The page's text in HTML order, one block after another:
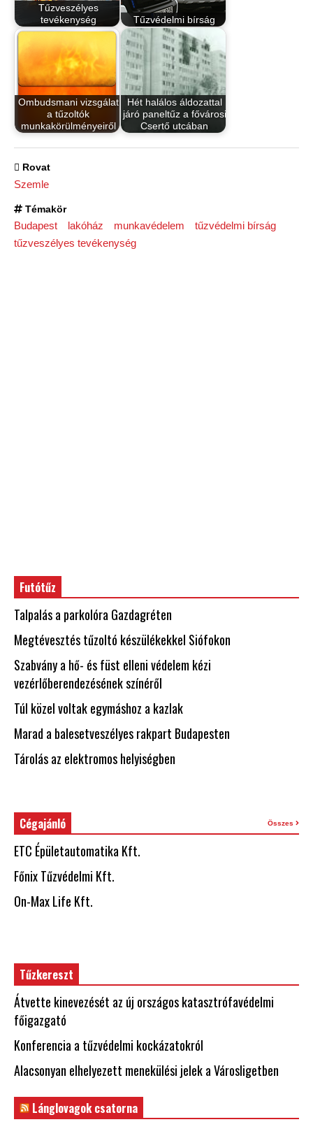
Tűzveszélyes
tevékenység
Tűzvédelmi bírság
Ombudsmani vizsgálat
a tűzoltók
munkakörülményeiről
Hét halálos áldozattal
járó paneltűz a fővárosi
Csertő utcában
Rovat
Szemle
Témakör
Budapest lakóház munkavédelem
tűzvédelmi bírság
tűzveszélyes tevékenység
Futótűz
Talpalás a parkolóra Gazdagréten
Megtévesztés tűzoltó készülékekkel Siófokon
Szabvány a hő- és füst elleni védelem kézi
vezérlőberendezésének színéről
Túl közel voltak egymáshoz a kazlak
Marad a balesetveszélyes rakpart Budapesten
Tárolás az elektromos helyiségben
Cégajánló Összes
ETC Épületautomatika Kft.
Főnix Tűzvédelmi Kft.
On-Max Life Kft.
Tűzkereszt
Átvette kinevezését az új országos katasztrófavédelmi
főigazgató
Konferencia a tűzvédelmi kockázatokról
Alacsonyan elhelyezett menekülési jelek a Városligetben
Lánglovagok csatorna